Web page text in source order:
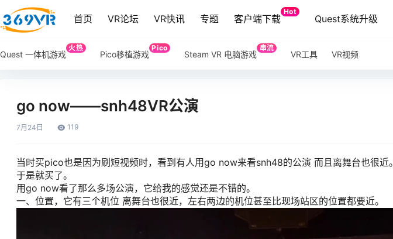
首页 VR论坛 VR快讯 专题 客户端下载
Hot
Quest系统升级
Quest 一体机游戏
火热
Pico移植游戏
Pico
Steam VR 电脑游戏
串流
VR工具 VR视频
go now——snh48VR公演
7月 24日 119
当时买pico也是因为刷短视频时，看到有人用go now来看snh48的公演 而且离舞台也很近。
于是就买了。
用go now看了那么多场公演，它给我的感觉还是不错的。
一、位置，它有三个机位 离舞台也很近，左右两边的机位甚至比现场站区的位置都要近。